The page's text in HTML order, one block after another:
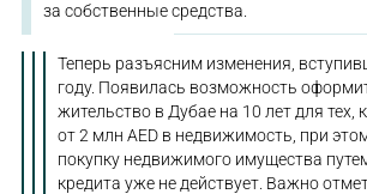
за собственные средства.
Теперь разъясним изменения,
году. Появилась возможность
жительство в Дубае на 10 лет для тех,
от 2 млн AED в недвижимость, при
покупку недвижимого имущества
кредита уже не действует. Важно